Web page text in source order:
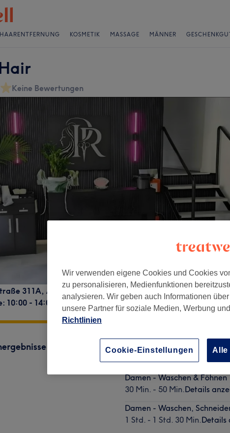
HAARENTFERNUNG KOSMETIK MASSAGE MÄNNER
Keine Bewertungen
311A, Altenessen - Süd, Essen, 45326
10:00 - 14:00
Damen - Cut & Go
Damen - Waschen & Föhnen
30 Min. - 50 Min.Details
Damen - Waschen,
1 Std. - 1 Std. 30 Min.Details
Wir verwenden eigene Cookies und Cookies
zu personalisieren, Medienfunktionen
analysieren. Wir geben auch Informationen
unsere Partner für soziale Medien, Werbung
Richtlinien
Cookie-Einstellungen Alle